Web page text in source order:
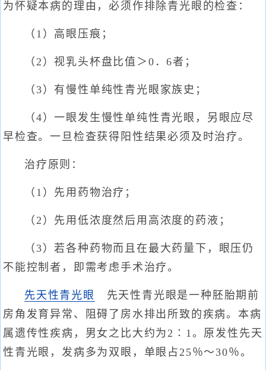
为怀疑本病的理由，必须作排除青光眼的检查：
（1）高眼压痕；
（2）视乳头杯盘比值＞0．6者；
（3）有慢性单纯性青光眼家族史；
（4）一眼发生慢性单纯性青光眼，另眼应尽
早检查。一旦检查获得阳性结果必须及时治疗。
治疗原则：
（1）先用药物治疗；
（2）先用低浓度然后用高浓度的药液；
（3）若各种药物而且在最大药量下，眼压仍
不能控制者，即需考虑手术治疗。
先天性青光眼
先天性青光眼是一种胚胎期前
房角发育异常、阻碍了房水排出所致的疾病。本病
属遗传性疾病，男女之比大约为2∶1。原发性先天
性青光眼，发病多为双眼，单眼占25％～30％。